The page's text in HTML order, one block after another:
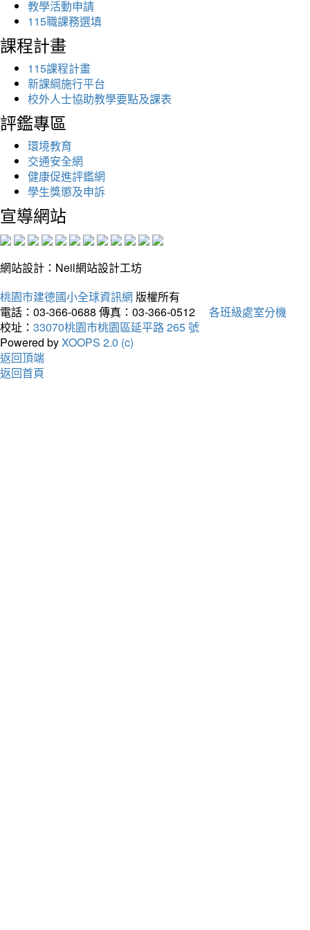
教學活動申請
115職課務選填
課程計畫
115課程計畫
新課綱施行平台
校外人士協助教學要點及課表
評鑑專區
環境教育
交通安全網
健康促進評鑑網
學生獎懲及申訴
宣導網站
網站設計：Neil網站設計工坊
桃園市建德國小全球資訊網 版權所有
電話：03-366-0688 傳真：03-366-0512
各班級處室分機
校址： 33070桃園市桃園區延平路 265 號
Powered byXOOPS 2.0 (c)
返回頂端
返回首頁